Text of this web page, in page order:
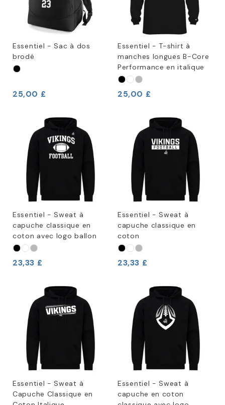
Essentiel - Sac à dos
brodé
25,00 £
Essentiel - T-shirt à
manches longues B-Core
Performance en italique
25,00 £
Essentiel - Sweat à
capuche classique en
coton avec logo ballon
23,33 £
Essentiel - Sweat à
capuche classique en
coton
23,33 £
Essentiel - Sweat à
Capuche Classique en
Essentiel - Sweat à
capuche en coton